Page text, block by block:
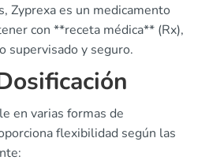
Zyprexa es un medicamento
con **receta médica** (Rx),
supervisado y seguro.
en varias formas de
flexibilidad según las